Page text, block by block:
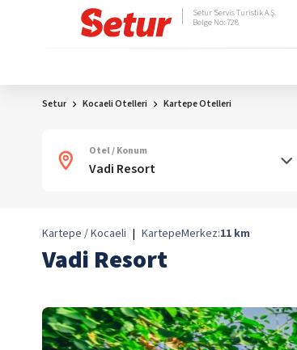
Setur Servis Turistik A.Ş.
Belge No: 728
Setur Kocaeli Otelleri Kartepe Otelleri
Otel / Konum
Kartepe / Kocaeli | KartepeMerkez:11 km
Vadi Resort